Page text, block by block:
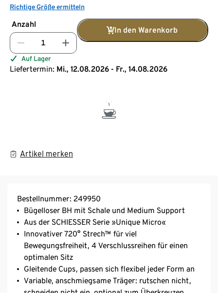
Richtige Größe ermitteln
Anzahl
In den Warenkorb
Auf Lager
Liefertermin: Mi., 12.08.2026 - Fr., 14.08.2026
Artikel merken
Bestellnummer: 249950
Bügelloser BH mit Schale und Medium Support
Aus der SCHIESSER Serie »Unique Micro«
Innovativer 720° Strech™ für viel
Bewegungsfreiheit, 4 Verschlussreihen für einen
optimalen Sitz
Gleitende Cups, passen sich flexibel jeder Form an
Variable, anschmiegsame Träger: rutschen nicht,